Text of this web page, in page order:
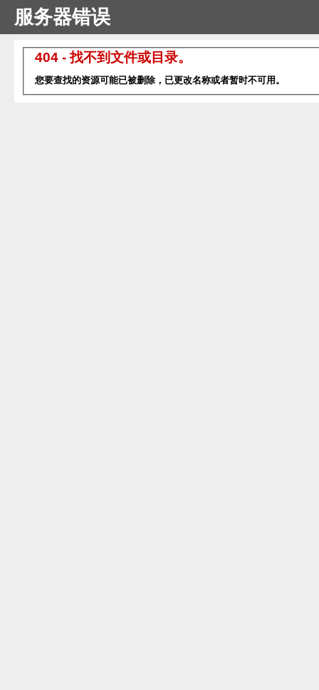
服务器错误
404 - 找不到文件或目录。
您要查找的资源可能已被删除，已更改名称或者暂时不可用。